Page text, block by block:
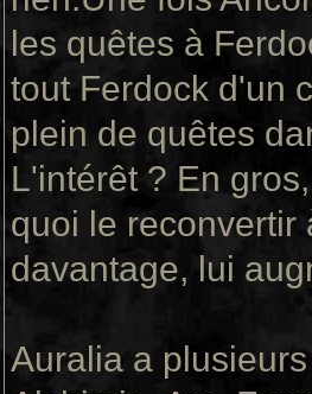
les quêtes à
tout Ferdock d'un
plein de quêtes
L'intérêt ? En
quoi le reconvertir
davantage, lui
Auralia a